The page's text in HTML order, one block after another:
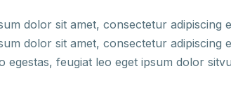
dolor sit amet, consectetur
dolor sit amet, consectetur
egestas, feugiat leo eget ipsum dolor